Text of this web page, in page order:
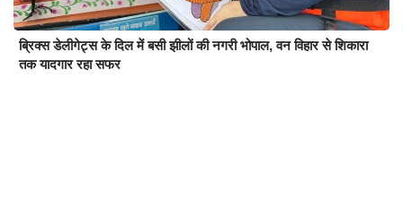
ब्रिक्स डेलीगेट्स के दिल में बसी झीलों की नगरी भोपाल, वन विहार से शिकारा
तक यादगार रहा सफर